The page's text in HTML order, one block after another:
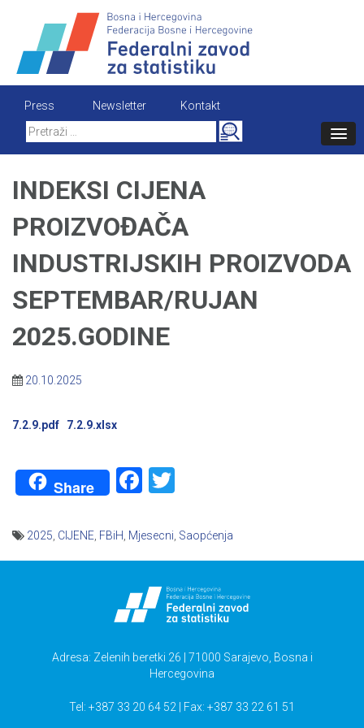
content
Press Newsletter
Kontakt
Search
for:
INDEKSI CIJENA
PROIZVOĐAČA
INDUSTRIJSKIH PROIZVODA
SEPTEMBAR/RUJAN
2025.GODINE
20.10.2025
7.2.9.pdf 7.2.9.xlsx
Share Facebook
2025 CIJENE FBiH Mjesecni Saopćenja
Adresa: Zelenih beretki 26 | 71000 Sarajevo, Bosna i
Hercegovina
Tel: +387 33 20 64 52 | Fax: +387 33 22 61 51